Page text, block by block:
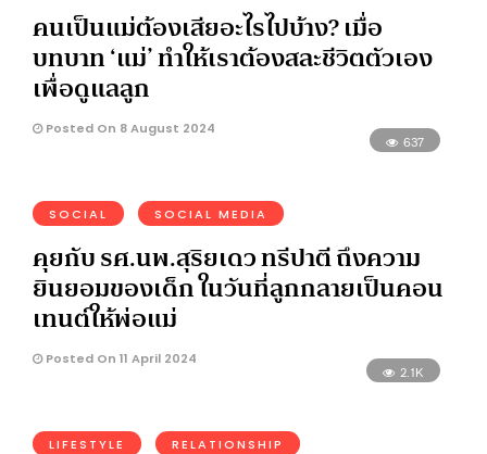
คนเป็นแม่ต้องเสียอะไรไปบ้าง? เมื่อ
บทบาท ‘แม่’ ทำให้เราต้องสละชีวิตตัวเอง
เพื่อดูแลลูก
Posted On 8 August 2024
637
SOCIAL SOCIAL MEDIA
คุยกับ รศ.นพ.สุริยเดว ทรีปาตี ถึงความ
ยินยอมของเด็ก ในวันที่ลูกกลายเป็นคอน
เทนต์ให้พ่อแม่
Posted On 11 April 2024
2.1K
LIFESTYLE RELATIONSHIP